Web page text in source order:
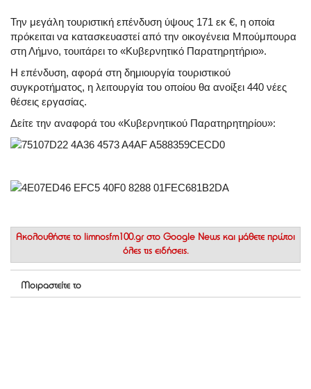
Την μεγάλη τουριστική επένδυση ύψους 171 εκ €, η οποία
πρόκειται να κατασκευαστεί από την οικογένεια Μπούμπουρα
στη Λήμνο, τουιτάρει το «Κυβερνητικό Παρατηρητήριο».
Η επένδυση, αφορά στη δημιουργία τουριστικού
συγκροτήματος, η λειτουργία του οποίου θα ανοίξει 440 νέες
θέσεις εργασίας.
Δείτε την αναφορά του «Κυβερνητικού Παρατηρητηρίου»:
Ακολουθήστε το limnosfm100.gr στο Google News και μάθετε πρώτοι
όλες τις ειδήσεις.
Μοιραστείτε το